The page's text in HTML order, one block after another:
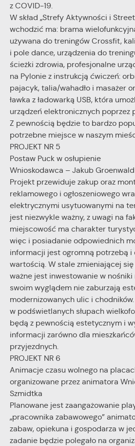
z COVID-19.
W skład „Strefy Aktywności i
wchodzić ma: brama
używana do treningów Crossfit,
i pole dance, urządzenia do
ścieżki zdrowia, profesjonalne
na Pylonie z instrukcją ćwiczeń:
pajacyk, talia/wahadło i masażer
ławka z ładowarką USB, która
urządzeń elektronicznych poprzez
Z pewnością będzie to bardzo
potrzebne miejsce w naszym
PROJEKT NR 5
Postaw Puck w osłupienie
Wnioskodawca – Jakub Groenwald
Projekt przewiduje zakup oraz
reklamowego i ogłoszeniowego
elektrycznymi usytuowanymi na
jest niezwykle ważny, z uwagi na
miejscowość ma charakter
więc i posiadanie odpowiednich
informacji jest ogromną potrzebą i
wartością. W stale zmieniającej
ważne jest inwestowanie w
swoim wyglądem nie zaburzają
modernizowanych ulic i
w podświetlanych słupach
będą z pewnością estetycznym i
informacji zarówno dla
przyjezdnych.
PROJEKT NR 6
Animacje czasu wolnego na
organizowane przez animatora
Szmidtka
Planowane jest zaangażowanie
„pracownika zabawowego”
zabaw, opiekuna i gospodarza w
zadanie będzie polegało na